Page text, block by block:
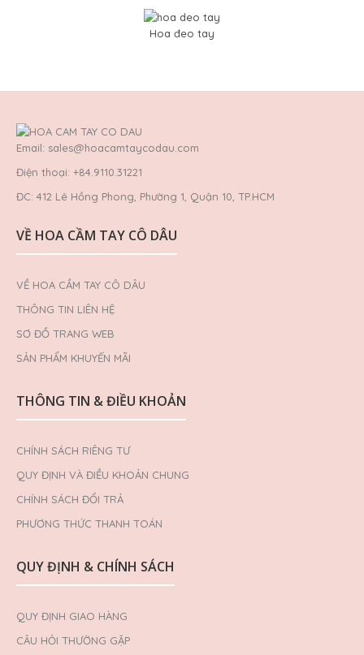
Hoa đeo tay
Email: sales@hoacamtaycodau.com
Điện thoại: +84.9110.31221
ĐC: 412 Lê Hồng Phong, Phường 1, Quận 10, TP.HCM
VỀ HOA CẦM TAY CÔ DÂU
VỀ HOA CẦM TAY CÔ DÂU
THÔNG TIN LIÊN HỆ
SƠ ĐỒ TRANG WEB
SẢN PHẨM KHUYẾN MÃI
THÔNG TIN & ĐIỀU KHOẢN
CHÍNH SÁCH RIÊNG TƯ
QUY ĐỊNH VÀ ĐIỀU KHOẢN CHUNG
CHÍNH SÁCH ĐỔI TRẢ
PHƯƠNG THỨC THANH TOÁN
QUY ĐỊNH & CHÍNH SÁCH
QUY ĐỊNH GIAO HÀNG
CÂU HỎI THƯỜNG GẶP